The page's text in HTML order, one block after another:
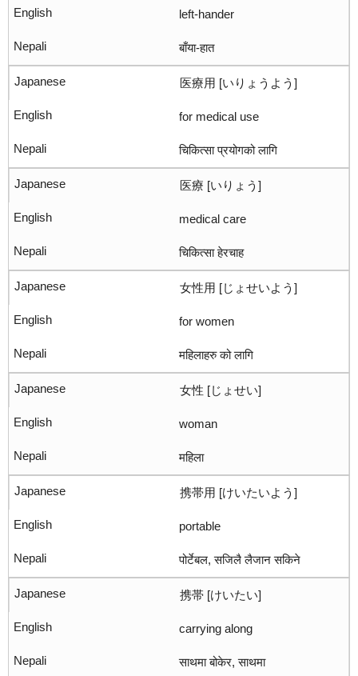
left-hander
बाँया-हात
医療用 [いりょうよう]
for medical use
चिकित्सा प्रयोगको लागि
医療 [いりょう]
medical care
चिकित्सा हेरचाह
女性用 [じょせいよう]
for women
महिलाहरु को लागि
女性 [じょせい]
woman
महिला
携帯用 [けいたいよう]
portable
पोर्टेबल, सजिलै लैजान सकिने
携帯 [けいたい]
carrying along
साथमा बोकेर, साथमा